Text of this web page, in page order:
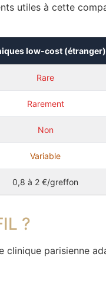
utiles à cette
low-cost (étranger)
Rare
Rarement
Non
Variable
0,8 à 2 €/greffon
?
clinique parisienne